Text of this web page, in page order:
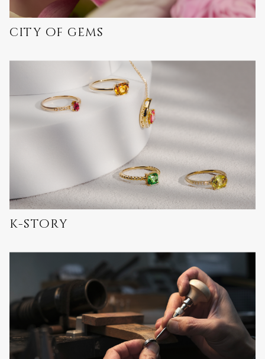
city of gems
k-story